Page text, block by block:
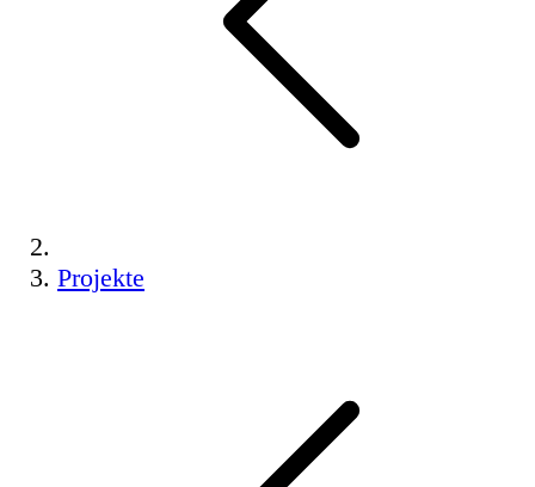
Projekte